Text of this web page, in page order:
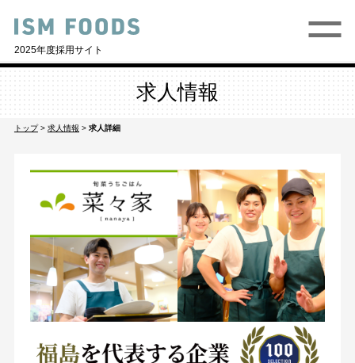
2025年度採用サイト
求人情報
トップ> 求人情報 > 求人詳細